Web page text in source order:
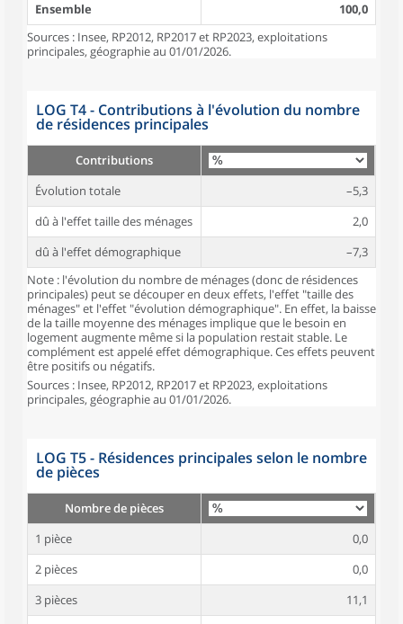
Ensemble
100,0
Sources : Insee, RP2012, RP2017 et RP2023, exploitations
principales, géographie au 01/01/2026.
LOG T4 - Contributions à l'évolution du nombre
de résidences principales
Contributions
Évolution totale
–5,3
dû à l'effet taille des ménages
2,0
dû à l'effet démographique
–7,3
Note : l'évolution du nombre de ménages (donc de résidences
principales) peut se découper en deux effets, l'effet "taille des
ménages" et l'effet "évolution démographique". En effet, la baisse
de la taille moyenne des ménages implique que le besoin en
logement augmente même si la population restait stable. Le
complément est appelé effet démographique. Ces effets peuvent
être positifs ou négatifs.
Sources : Insee, RP2012, RP2017 et RP2023, exploitations
principales, géographie au 01/01/2026.
LOG T5 - Résidences principales selon le nombre
de pièces
Nombre de pièces
1 pièce
0,0
2 pièces
0,0
3 pièces
11,1